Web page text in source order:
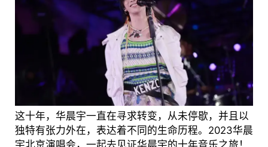
这十年，华晨宇一直在寻求转变，从未停歇，并且以
独特有张力外在，表达着不同的生命历程。2023华晨
宇北京演唱会，一起去见证华晨宇的十年音乐之旅！